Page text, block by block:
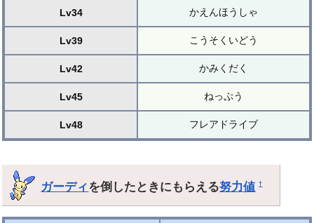
Lv34 かえんほうしゃ
Lv39 こうそくいどう
Lv42 かみくだく
Lv45 ねっぷう
Lv48 フレアドライブ
ガーディを倒したときにもらえる努力値 †